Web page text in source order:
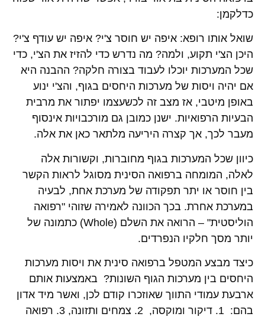
כדלקמן:
שואל אותו רופא: איפה יש חוסר צ'י? איפה יש עודף צ'י?
היכן הצ'י תקוע, ולמה? מה נדרש כדי להזיז את הצ'י, כדי
שכל המערכות יוכלו לעבוד בצורה חלקה? ההבנה היא
אם יהיה ויסות של מערכות היחסים בגוף, והצ'י ינוע
באופן מיטבי, אז מצב זה לכשעצמו יפתור את מרבית
הבעיות הרפואיות. ישנן כמובן גם מורכבויות אינסוף
מעבר לכך, אך קצרה היריעה מלתאר כאן את אלה.
כיוון שכל המערכות בגוף מחוברות, וקשורות אלה
לאלה, המומחה ברפואה הסינית מסוגל לראות הקשר
בין חוסר או יתר תפקודה של מערכת אחת, לבעיה
במערכת אחרת. בכך הכוונה לאמירה שזוהי "רפואה
הוליסטית" – הרואה את השלם (Whole) כתמונה של
יותר מסך חלקיו הנפרדים.
כיצד מבצע המטפל ברפואה סינית את ויסות מערכות
היחסים בין מערכות הגוף השונות? באמצעות אותם
ארבעת עמודי התווך שאוזכרו קודם לכן, ואשר מיד אדון
בהם: 1. דיקור ומוקסה, 2. צמחים ותזונה, 3. רפואה